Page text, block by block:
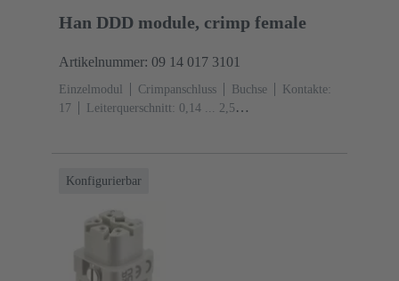
Han DDD module, crimp female
Artikelnummer: 09 14 017 3101
Einzelmodul Crimpanschluss Buchse
Kontakte:
17
Leiterquerschnitt: 0,14 ... 2,5
Konfigurierbar